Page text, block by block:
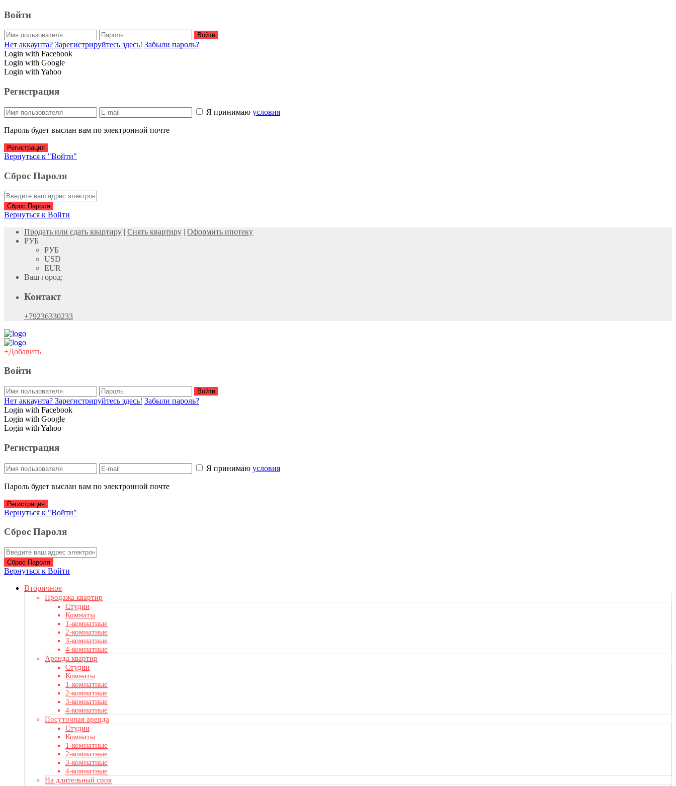
Войти
Войти
Нет аккаунта? Зарегистрируйтесь здесь! Забыли пароль?
Login with Facebook
Login with Google
Login with Yahoo
Регистрация
Я принимаю условия
Пароль будет выслан вам по электронной почте
Регистрация
Вернуться к "Войти"
Сброс Пароля
Сброс Пароля
Вернуться к Войти
Продать или сдать квартиру | Снять квартиру | Оформить ипотеку
РУБ
РУБ
USD
EUR
Ваш город:
Контакт
+79236330233
+Добавить
Войти
Войти
Нет аккаунта? Зарегистрируйтесь здесь! Забыли пароль?
Login with Facebook
Login with Google
Login with Yahoo
Регистрация
Я принимаю условия
Пароль будет выслан вам по электронной почте
Регистрация
Вернуться к "Войти"
Сброс Пароля
Сброс Пароля
Вернуться к Войти
Вторичное
Продажа квартир
Студии
Комнаты
1-комнатные
2-комнатные
3-комнатные
4-комнатные
Аренда квартир
Студии
Комнаты
1-комнатные
2-комнатные
3-комнатные
4-комнатные
Посуточная аренда
Студии
Комнаты
1-комнатные
2-комнатные
3-комнатные
4-комнатные
На длительный срок